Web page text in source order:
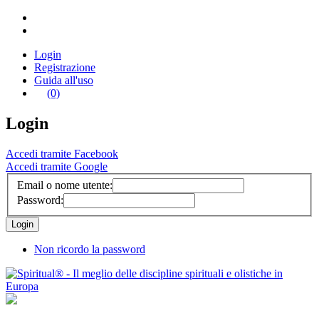
Login
Registrazione
Guida all'uso
(0)
Login
Accedi tramite Facebook
Accedi tramite Google
Email o nome utente:
Password:
Non ricordo la password